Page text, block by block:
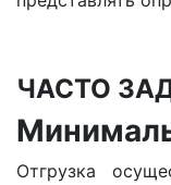
ЧАСТО
Отгрузка